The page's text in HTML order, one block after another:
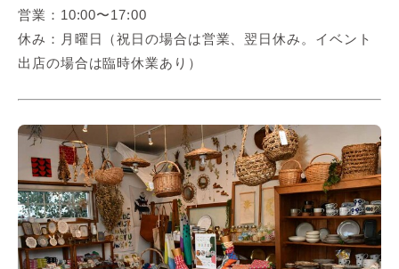
営業：10:00〜17:00
休み：月曜日（祝日の場合は営業、翌日休み。イベント
出店の場合は臨時休業あり）